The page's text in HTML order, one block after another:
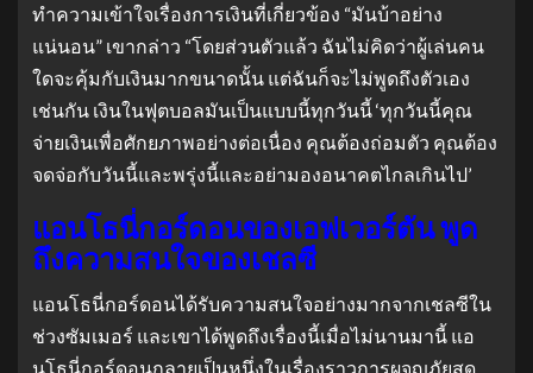
ทำความเข้าใจเรื่องการเงินที่เกี่ยวข้อง “มันบ้าอย่าง
แน่นอน” เขากล่าว “โดยส่วนตัวแล้ว ฉันไม่คิดว่าผู้เล่นคน
ใดจะคุ้มกับเงินมากขนาดนั้น แต่ฉันก็จะไม่พูดถึงตัวเอง
เช่นกัน เงินในฟุตบอลมันเป็นแบบนี้ทุกวันนี้ ‘ทุกวันนี้คุณ
จ่ายเงินเพื่อศักยภาพอย่างต่อเนื่อง คุณต้องถ่อมตัว คุณต้อง
จดจ่อกับวันนี้และพรุ่งนี้และอย่ามองอนาคตไกลเกินไป’
แอนโธนี่กอร์ดอนของเอฟเวอร์ตัน พูด
ถึงความสนใจของเชลซี
แอนโธนี่กอร์ดอนได้รับความสนใจอย่างมากจากเชลซีใน
ช่วงซัมเมอร์ และเขาได้พูดถึงเรื่องนี้เมื่อไม่นานมานี้ แอ
นโธนี่กอร์ดอนกลายเป็นหนึ่งในเรื่องราวการผจญภัยสุด